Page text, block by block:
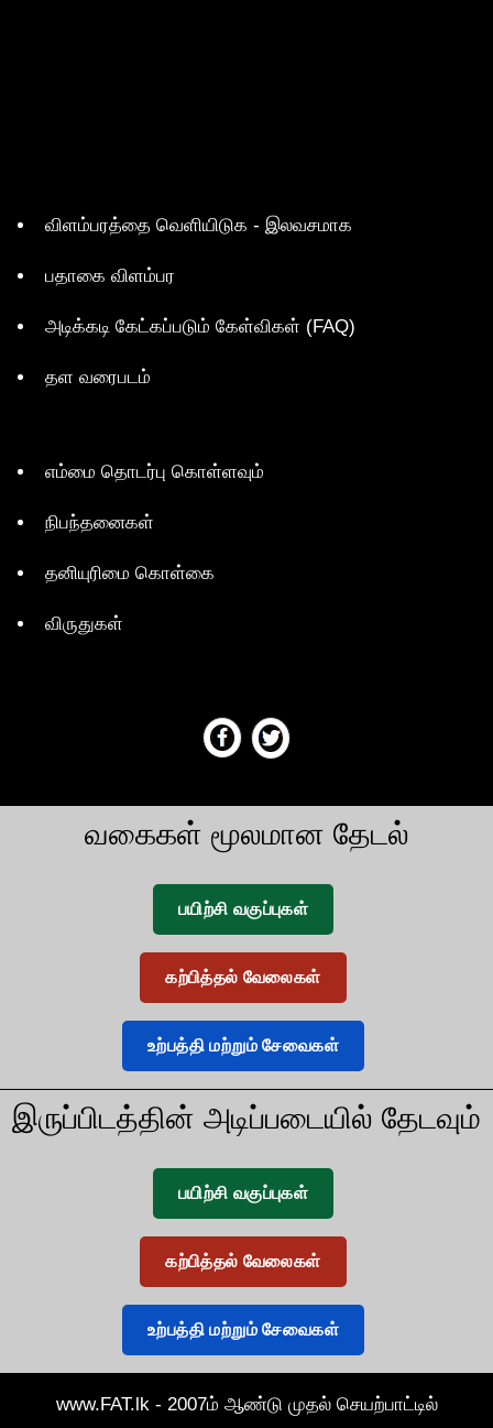
விளம்பரத்தை வெளியிடுக - இலவசமாக
பதாகை விளம்பர
அடிக்கடி கேட்கப்படும் கேள்விகள் (FAQ)
தள வரைபடம்
எம்மை தொடர்பு கொள்ளவும்
நிபந்தனைகள்
தனியுரிமை கொள்கை
விருதுகள்
வகைகள் மூலமான தேடல்
பயிற்சி வகுப்புகள்
கற்பித்தல் வேலைகள்
உற்பத்தி மற்றும் சேவைகள்
இருப்பிடத்தின் அடிப்படையில் தேடவும்
பயிற்சி வகுப்புகள்
கற்பித்தல் வேலைகள்
உற்பத்தி மற்றும் சேவைகள்
www.FAT.lk - 2007ம் ஆண்டு முதல் செயற்பாட்டில்